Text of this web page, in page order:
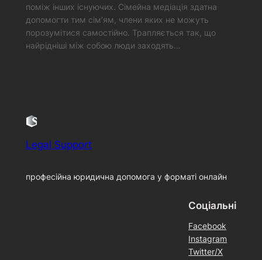
поміж інших існуючих. Сімейна медіація здатна
допомогти тим сім’ям, члени яких не можуть
порозумітися самостійно. Трапляється так, що
найрідніші між собою люди заходять…
Legal Support
професійна юридична допомога у форматі онлайн
Соціальні
Facebook
Instagram
Twitter/X